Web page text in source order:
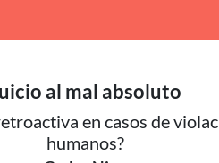
al mal absoluto
en casos de
humanos?